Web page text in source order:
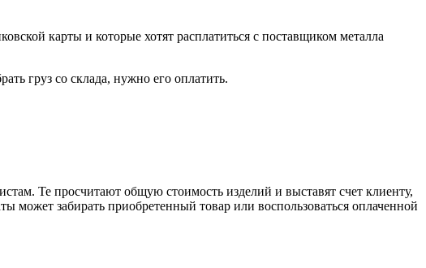
карты и которые хотят расплатиться с поставщиком металла
груз со склада, нужно его оплатить.
Те просчитают общую стоимость изделий и выставят счет клиенту,
может забирать приобретенный товар или воспользоваться оплаченной